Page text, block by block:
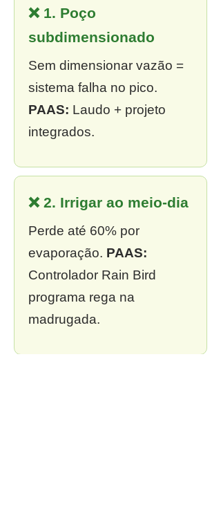
❌ 1. Poço
subdimensionado
Sem dimensionar vazão =
sistema falha no pico.
PAAS: Laudo + projeto
integrados.
❌ 2. Irrigar ao meio-dia
Perde até 60% por
evaporação. PAAS:
Controlador Rain Bird
programa rega na
madrugada.